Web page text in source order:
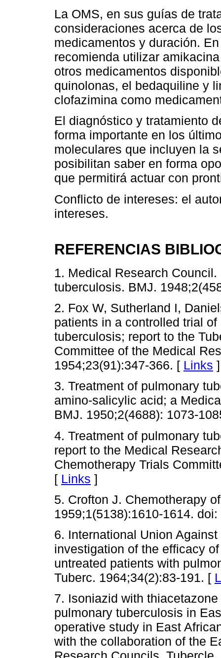
La OMS, en sus guías de
consideraciones acerca de
medicamentos y duración.
recomienda utilizar
otros medicamentos
quinolonas, el bedaquiline y
clofazimina como
El diagnóstico y tratamiento
forma importante en los
moleculares que incluyen la
posibilitan saber en forma
que permitirá actuar con
Conflicto de intereses: el
intereses.
REFERENCIAS
1. Medical Research
tuberculosis. BMJ.
2. Fox W, Sutherland I,
patients in a controlled trial
tuberculosis; report to the
Committee of the Medical
1954;23(91):347-366. [ Links ]
3. Treatment of pulmonary
amino-salicylic acid; a
BMJ. 1950;2(4688): 1073-
4. Treatment of pulmonary
report to the Medical
Chemotherapy Trials
[ Links ]
5. Crofton J. Chemotherapy
1959;1(5138):1610-1614.
6. International Union
investigation of the efficacy
untreated patients with
Tuberc. 1964;34(2):83-191. [
7. Isoniazid with
pulmonary tuberculosis in
operative study in East
with the collaboration of the